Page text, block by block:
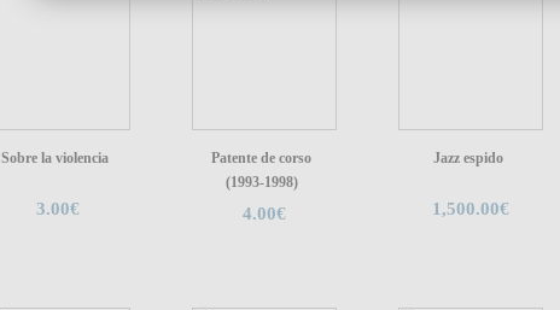
Sobre la violencia
3.00€
Patente de corso
(1993-1998)
4.00€
Jazz espido
1,500.00€